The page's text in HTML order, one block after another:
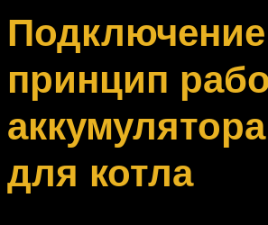
Меню
принцип
для котла